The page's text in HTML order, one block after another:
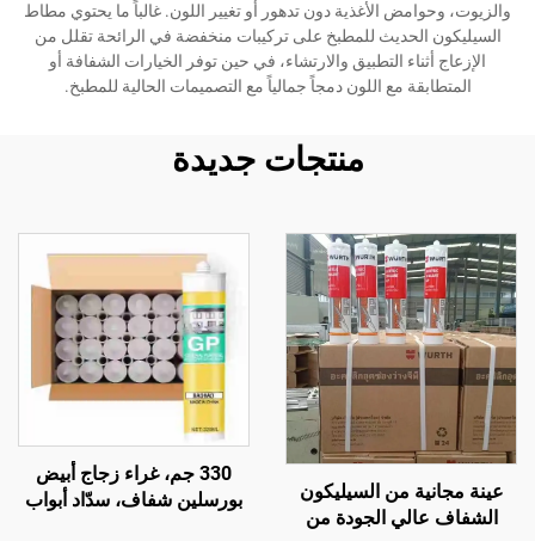
والزيوت، وحوامض الأغذية دون تدهور أو تغيير اللون. غالباً ما يحتوي مطاط
السيليكون الحديث للمطبخ على تركيبات منخفضة في الرائحة تقلل من
الإزعاج أثناء التطبيق والارتشاء، في حين توفر الخيارات الشفافة أو
المتطابقة مع اللون دمجاً جمالياً مع التصميمات الحالية للمطبخ.
منتجات جديدة
عينة مجانية من السيليكون
الشفاف عالي الجودة من
330 جم، غراء زجاج أبيض
بورسلين شفاف، سدّاد أبواب